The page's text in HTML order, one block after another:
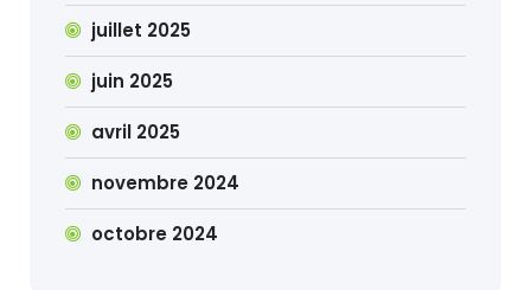
juillet 2025
juin 2025
avril 2025
novembre 2024
octobre 2024